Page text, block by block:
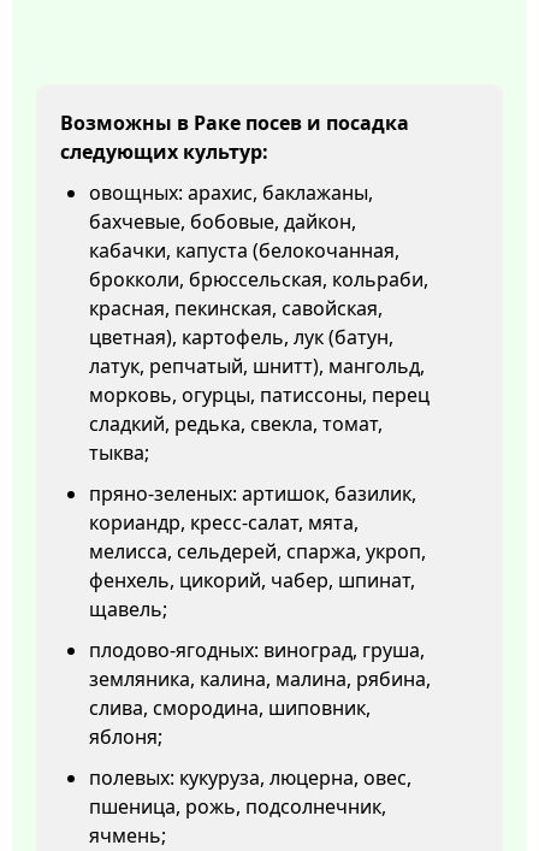
Возможны в Раке посев и посадка
следующих культур:
овощных: арахис, баклажаны,
бахчевые, бобовые, дайкон,
кабачки, капуста (белокочанная,
брокколи, брюссельская, кольраби,
красная, пекинская, савойская,
цветная), картофель, лук (батун,
латук, репчатый, шнитт), мангольд,
морковь, огурцы, патиссоны, перец
сладкий, редька, свекла, томат,
тыква;
пряно-зеленых: артишок, базилик,
кориандр, кресс-салат, мята,
мелисса, сельдерей, спаржа, укроп,
фенхель, цикорий, чабер, шпинат,
щавель;
плодово-ягодных: виноград, груша,
земляника, калина, малина, рябина,
слива, смородина, шиповник,
яблоня;
полевых: кукуруза, люцерна, овес,
пшеница, рожь, подсолнечник,
ячмень;